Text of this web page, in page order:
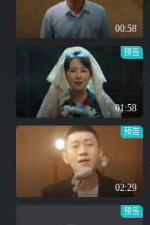
00:58
01:58
预告
02:29
预告
预告